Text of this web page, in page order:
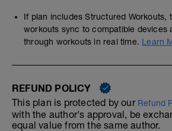
If plan includes Structured Workouts,
workouts sync to compatible devices
through workouts in real time. Learn
REFUND POLICY
This plan is protected by our Refund
with the author's approval, be
equal value from the same author.